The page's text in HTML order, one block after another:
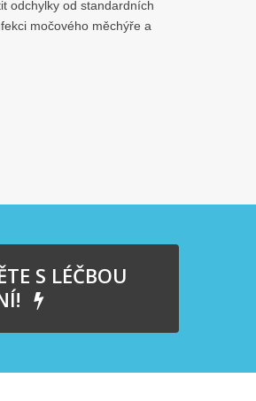
odchylky od standardních
močového měchýře a
S LÉČBOU